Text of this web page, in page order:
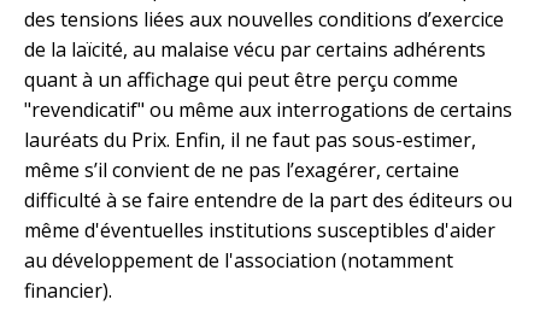
des tensions liées aux nouvelles conditions d’exercice
de la laïcité, au malaise vécu par certains adhérents
quant à un affichage qui peut être perçu comme
"revendicatif" ou même aux interrogations de certains
lauréats du Prix. Enfin, il ne faut pas sous-estimer,
même s’il convient de ne pas l’exagérer, certaine
difficulté à se faire entendre de la part des éditeurs ou
même d'éventuelles institutions susceptibles d'aider
au développement de l'association (notamment
financier).